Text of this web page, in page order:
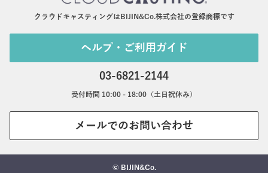
クラウドキャスティングはBIJIN&Co.株式会社の登録商標です
ヘルプ・ご利用ガイド
03-6821-2144
受付時間 10:00 - 18:00（土日祝休み）
メールでのお問い合わせ
© BIJIN&Co.